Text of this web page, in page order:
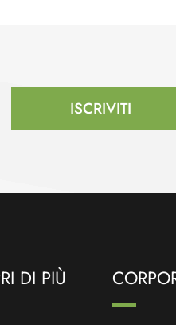
ISCRIVITI
DI PIÙ